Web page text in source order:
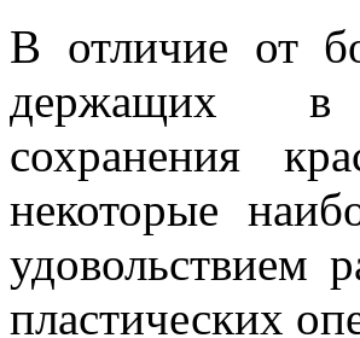
В отличие от
держащих в
сохранения
некоторые
удовольствием
пластических